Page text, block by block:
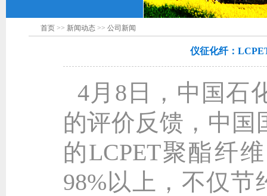
首页 >> 新闻动态 >> 公司新闻
仪征化纤：
4月8日，中国石
的评价反馈，中国
的LCPET聚酯纤
98%以上，不仅节